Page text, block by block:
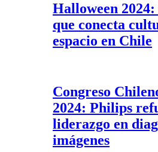
Halloween
que conecta
espacio en Chile
Congreso
2024: Philips
liderazgo en
imágenes